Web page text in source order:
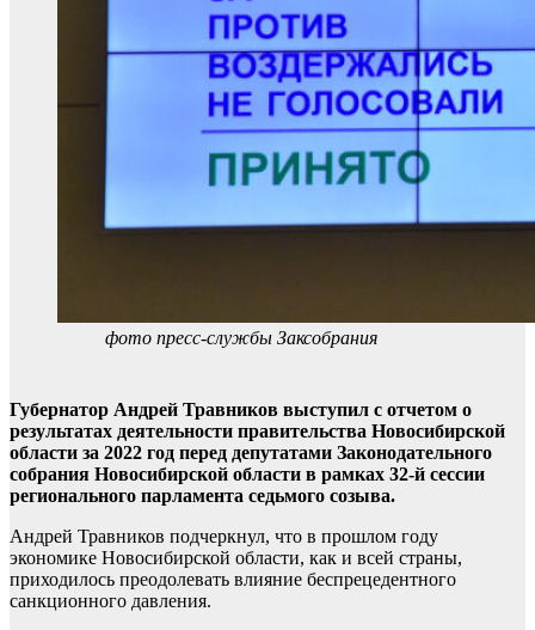
фото пресс-службы Заксобрания
Губернатор Андрей Травников выступил с отчетом о
результатах деятельности правительства Новосибирской
области за 2022 год перед депутатами Законодательного
собрания Новосибирской области в рамках 32-й сессии
регионального парламента седьмого созыва.
Андрей Травников подчеркнул, что в прошлом году
экономике Новосибирской области, как и всей страны,
приходилось преодолевать влияние беспрецедентного
санкционного давления.